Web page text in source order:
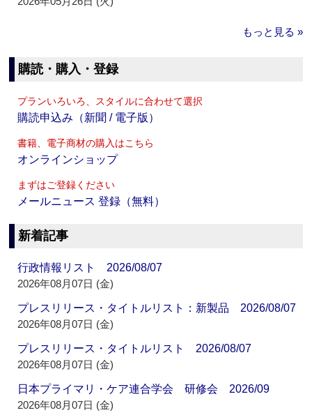
もっと見る »
購読・購入・登録
プランいろいろ、スタイルに合わせて選択
購読申込み（新聞 / 電子版）
書籍、電子商材の購入はこちら
オンラインショップ
まずはご登録ください
メールニュース 登録（無料）
新着記事
行政情報リスト 2026/08/07
2026年08月07日 (金)
プレスリリース・タイトルリスト：新製品 2026/08/07
2026年08月07日 (金)
プレスリリース・タイトルリスト 2026/08/07
2026年08月07日 (金)
日本プライマリ・ケア連合学会 研修会 2026/09
2026年08月07日 (金)